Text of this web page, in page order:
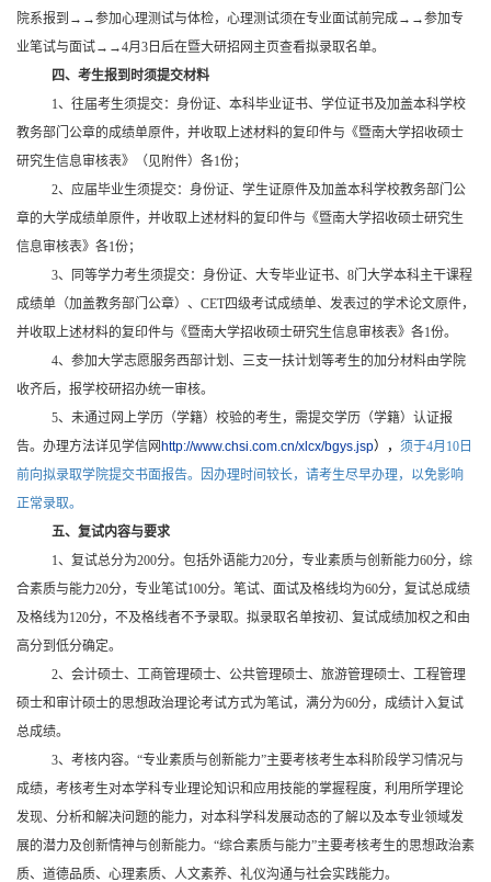
院系报到 →→参加心理测试与体检，心理测试须在专业面试前完成→→参加专
业笔试与面试→→4月3日后在暨大研招网主页查看拟录取名单。
四、考生报到时须提交材料
1、往届考生须提交：身份证、本科毕业证书、学位证书及加盖本科学校
教务部门公章的成绩单原件，并收取上述材料的复印件与《暨南大学招收硕士
研究生信息审核表》（见附件）各1份；
2、应届毕业生须提交：身份证、学生证原件及加盖本科学校教务部门公
章的大学成绩单原件，并收取上述材料的复印件与《暨南大学招收硕士研究生
信息审核表》各1份；
3、同等学力考生须提交：身份证、大专毕业证书、8门大学本科主干课程
成绩单（加盖教务部门公章）、CET四级考试成绩单、发表过的学术论文原件，
并收取上述材料的复印件与《暨南大学招收硕士研究生信息审核表》各1份。
4、参加大学志愿服务西部计划、三支一扶计划等考生的加分材料由学院
收齐后，报学校研招办统一审核。
5、未通过网上学历（学籍）校验的考生，需提交学历（学籍）认证报
告。办理方法详见学信网 http://www.chsi.com.cn/xlcx/bgys.jsp）， 须于4月10日
前向拟录取学院提交书面报告。因办理时间较长，请考生尽早办理，以免影响
正常录取。
五、复试内容与要求
1、复试总分为200分。包括外语能力20分，专业素质与创新能力60分，综
合素质与能力20分，专业笔试100分。笔试、面试及格线均为60分，复试总成绩
及格线为120分，不及格线者不予录取。拟录取名单按初、复试成绩加权之和由
高分到低分确定。
2、会计硕士、工商管理硕士、公共管理硕士、旅游管理硕士、工程管理
硕士和审计硕士的思想政治理论考试方式为笔试，满分为60分，成绩计入复试
总成绩。
3、考核内容。“专业素质与创新能力”主要考核考生本科阶段学习情况与
成绩，考核考生对本学科专业理论知识和应用技能的掌握程度，利用所学理论
发现、分析和解决问题的能力，对本科学科发展动态的了解以及本专业领域发
展的潜力及创新情神与创新能力。“综合素质与能力”主要考核考生的思想政治素
质、道德品质、心理素质、人文素养、礼仪沟通与社会实践能力。